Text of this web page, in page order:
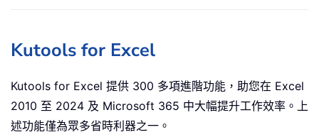
Kutools for Excel
Kutools for Excel 提供 300 多項進階功能，助您在 Excel
2010 至 2024 及 Microsoft 365 中大幅提升工作效率。上
述功能僅為眾多省時利器之一。